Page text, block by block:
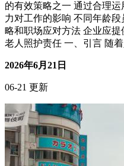
的有效策略之一 通过合理
力对工作的影响 不同年龄
略和职场应对方法 企业应
老人照护责任 一、引言 随
2026年6月21日
06-21 更新